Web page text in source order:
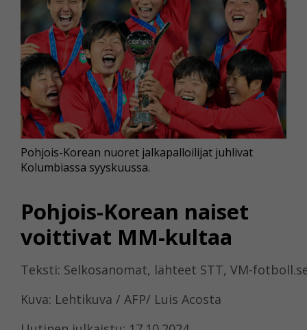
Pohjois-Korean naiset
voittivat MM-kultaa
Teksti: Selkosanomat, lähteet STT, VM-
Kuva: Lehtikuva / AFP/ Luis Acosta
Pohjois-Korean nuoret jalkapalloilijat juhlivat
Kolumbiassa syyskuussa.